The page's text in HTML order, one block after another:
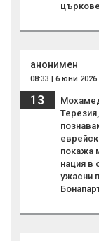
анонимен
08:33 | 6 юни 2026
13
покажа
нация в
ужасни